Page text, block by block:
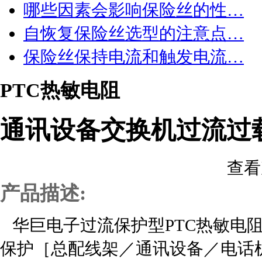
哪些因素会影响保险丝的性…
自恢复保险丝选型的注意点…
保险丝保持电流和触发电流…
PTC热敏电阻
通讯设备交换机过流
查
产品描述:
华巨电子过流保护型PTC热敏电
保护［总配线架／通讯设备／电